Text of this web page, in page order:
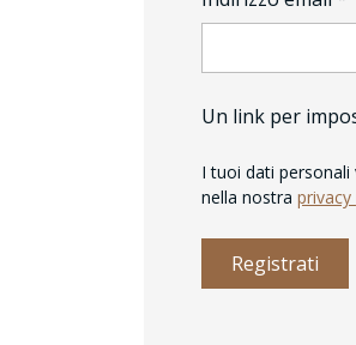
Un link per
I tuoi dati
nella nostra
Registrati